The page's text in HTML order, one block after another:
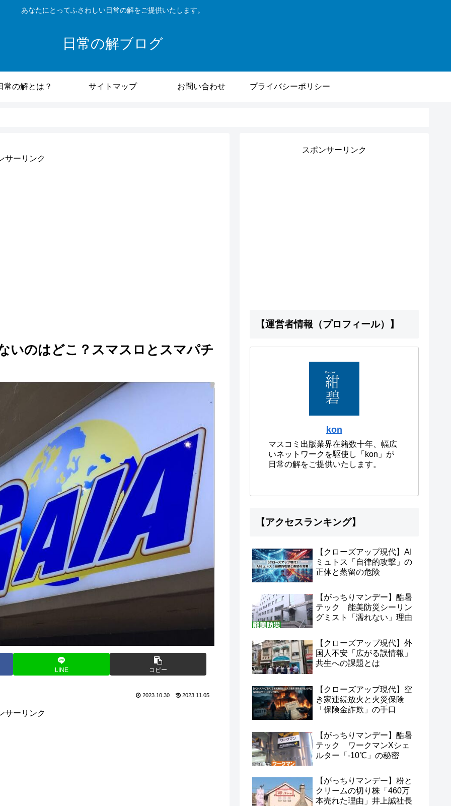
あなたにとってふさわしい日常の解をご提供いたします。
日常の解ブログ
常の解とは？ サイトマップ お問い合わせ プライバシーポリシー
サーリンク
いのはどこ？スマスロとスマパチ
LINE コピー
2023.10.30 2023.11.05
サーリンク
スポンサーリンク
【運営者情報（プロフィール）】
kon
マスコミ出版業界在籍数十年、幅広
いネットワークを駆使し「kon」が
日常の解をご提供いたします。
【アクセスランキング】
【クローズアップ現代】AI
ミュトス「自律的攻撃」の
正体と蒸留の危険
【がっちりマンデー】酷暑
テック 能美防災シーリン
グミスト「濡れない」理由
【クローズアップ現代】外
国人不安「広がる誤情報」
共生への課題とは
【クローズアップ現代】空
き家連続放火と火災保険
「保険金詐欺」の手口
【がっちりマンデー】酷暑
テック ワークマンXシェ
ルター「-10℃」の秘密
【がっちりマンデー】粉と
クリームの切り株「460万
本売れた理由」井上誠社長